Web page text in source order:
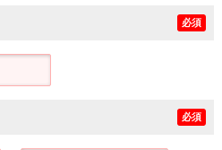
必須
必須